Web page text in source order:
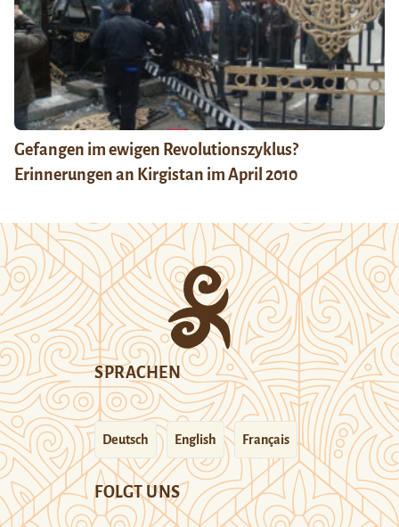
Gefangen im ewigen Revolutionszyklus?
Erinnerungen an Kirgistan im April 2010
SPRACHEN
Deutsch English Français
FOLGT UNS